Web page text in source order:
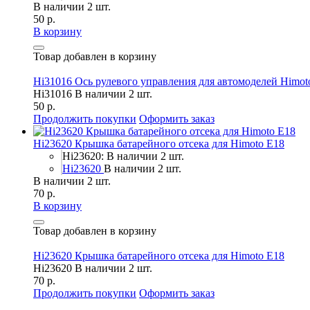
В наличии 2 шт.
50 р.
В корзину
Товар добавлен в корзину
Hi31016 Ось рулевого управления для автомоделей
Hi31016 В наличии 2 шт.
50 р.
Продолжить покупки Оформить заказ
Hi23620 Крышка батарейного отсека для Himoto E18
Hi23620: В наличии 2 шт.
Hi23620 В наличии 2 шт.
В наличии 2 шт.
70 р.
В корзину
Товар добавлен в корзину
Hi23620 Крышка батарейного отсека для Himoto E18
Hi23620 В наличии 2 шт.
70 р.
Продолжить покупки Оформить заказ